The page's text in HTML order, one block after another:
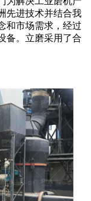
先进技术并结合我
和市场需求，经过
备。立磨采用了合